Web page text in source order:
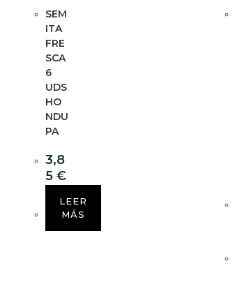
SEM
ITA
FRE
SCA
6
UDS
HO
NDU
PA
3,8
5 €
LEER
MÁS